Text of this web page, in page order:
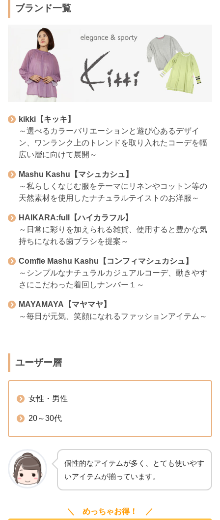
ブランド一覧
kikki【キッキ】
～選べるカラーバリエーションと遊び心あるデザイ
ン、ワンランク上のトレンドを取り入れたコーデを幅
広い層に向けて展開～
Mashu Kashu【マシュカシュ】
～私らしくなじむ服をテーマにリネンやコットン等の
天然素材を使用したナチュラルテイストのお洋服～
HAIKARA:full【ハイカラフル】
～日常に彩りを加えられる雑貨、使用すると豊かな気
持ちになれる歯ブラシを提案～
Comfie Mashu Kashu【コンフィマシュカシュ】
～シンプルなナチュラルカジュアルコーデ、動きやす
さにこだわった着回しナンバー１～
MAYAMAYA【マヤマヤ】
～毎日が元気、笑顔になれるファッションアイテム～
ユーザー層
女性・男性
20～30代
個性的なアイテムが多く、とても使いやす
いアイテムが揃っています。
＼ めっちゃお得！ ／